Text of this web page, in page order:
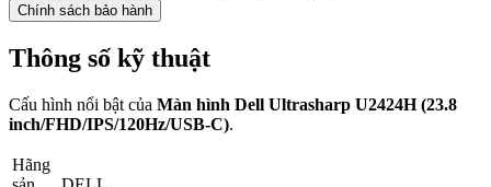
Chính sách bảo hành
Thông số kỹ thuật
Cấu hình nổi bật của Màn hình Dell Ultrasharp U2424H (23.8
inch/FHD/IPS/120Hz/USB-C).
Hãng